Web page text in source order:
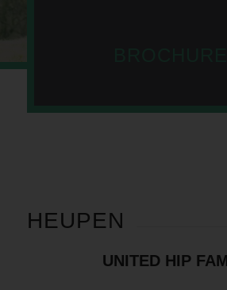
HEUPEN
UNITED HIP